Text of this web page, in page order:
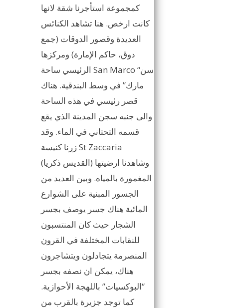
كمجموعة استأجرنا شقة لانها
كانت ارخص. هنا تشاهد الكنائس
العديدة وقصور الدوقات (جمع
دوق، حاكم الإمارة) ومركزها
الرئيسي ساحة San Marco “سن
مارك” في وسط البندقية. هناك
قصر رئيسي في هذه الساحة
والى جنبه سجن المدينة الذي يقع
قسمه التحتاني في الماء. وقد
زرنا كنيسة St Zaccaria
(القديس ذكريا) وشاهدنا ارضيتها
المغمورة بالمياه. وبين العديد من
الجسور المبنية على الشوارع
المائية هناك جسر يوصف بجسر
الشجار حيث كان المنتسبون
للنقابات المختلفة في القرون
المنصرمة يتجادلون ويتشاجرون
هناك، يمكن ان نصفه بجسر
“البوكسيات” باللهجة الأحوازية.
كما توجد جزيرة بالقرب من